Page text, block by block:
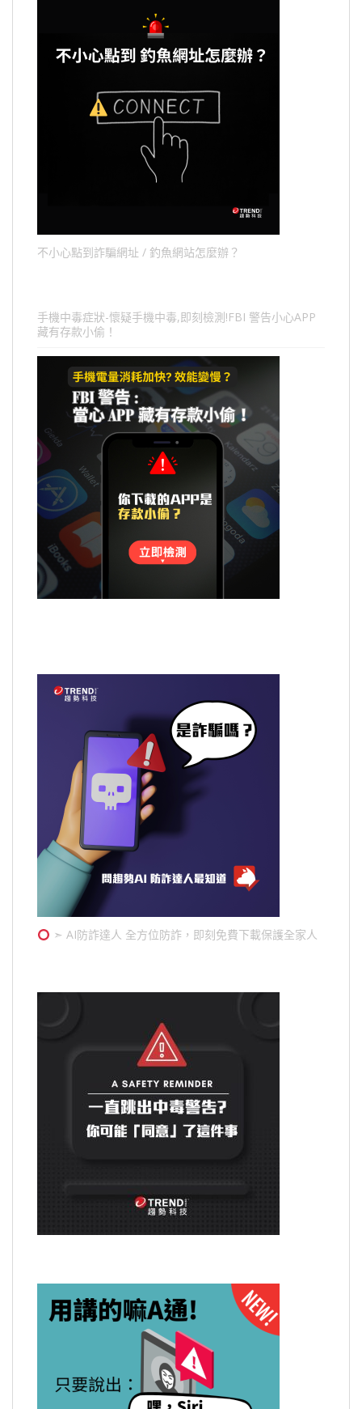
不小心點到詐騙網址 / 釣魚網站怎麼辦？
手機中毒症狀-懷疑手機中毒,即刻檢測!FBI 警告小心APP
藏有存款小偷！
➣ AI防詐達人 全方位防詐，即刻免費下載保護全家人